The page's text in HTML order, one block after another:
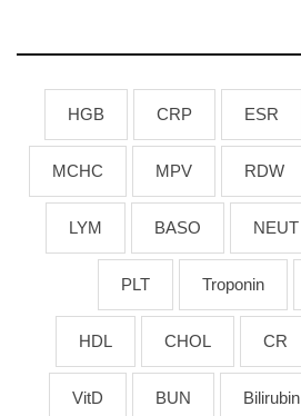
ESR
CRP
HGB
RDW
MPV
MCHC
NEUT
BASO
LYM
Troponin
PLT
CR
CHOL
HDL
Bilirubin
BUN
VitD